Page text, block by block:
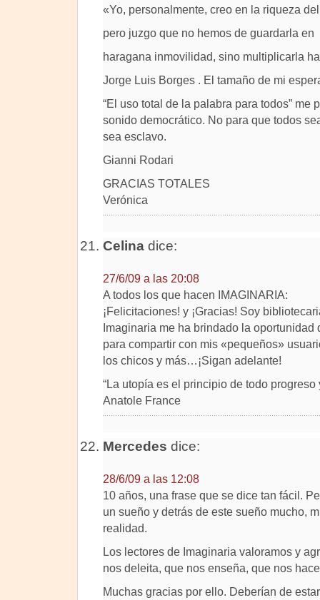
«Yo, personalmente, creo en la riqueza
pero juzgo que no hemos de guardarla en
haragana inmovilidad, sino multiplicarla
Jorge Luis Borges . El tamaño de mi
“El uso total de la palabra para todos” me
sonido democrático. No para que todos
sea esclavo.
Gianni Rodari
GRACIAS TOTALES
Verónica
Celinadice:
27/6/09 a las 20:08
A todos los que hacen IMAGINARIA:
¡Felicitaciones! y ¡Gracias! Soy
Imaginaria me ha brindado la oportunidad
para compartir con mis «pequeños»
los chicos y más…¡Sigan adelante!
“La utopía es el principio de todo progreso
Anatole France
Mercedes dice:
28/6/09 a las 12:08
10 años, una frase que se dice tan fácil.
un sueño y detrás de este sueño mucho,
realidad.
Los lectores de Imaginaria valoramos y
nos deleita, que nos enseña, que nos
Muchas gracias por ello. Deberían de